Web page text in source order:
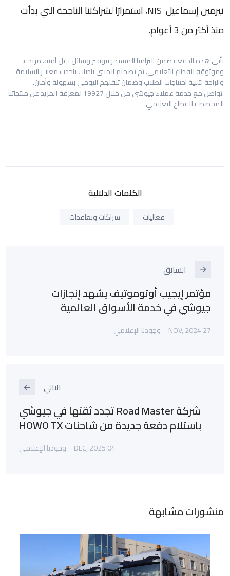
نيرمين إسماعيل NIS، استمرارًا لشراكتنا الناجحة التي بدأت
منذ أكثر من 3 أعوام.
تأتي هذه الدفعة ضمن التزامنا المستمر بتوفير وسائل نقل آمنة، مريحة،
وموثوقة للقطاع التعليمي. تم تصميم الميني باصات بأحدث معايير السلامة
والراحة لتلبية احتياجات الطلاب وضمان تنقلهم اليومي بسهولة وأمان.
.تواصل مع خدمة عملاء جيوشي من خلال 19927 لمعرفة المزيد عن منتجاتنا
المخصصة للقطاع التعليمي
الكلمات الدلالية
فعاليات شراكات وتعاقدات
السابق
مؤتمر إيجيب أوتوموتيف يشهد إنجازات
جيوشي في خدمة الأسواق العالمية
27 NOV, 2024 وجودنا الإعلامي
التالي
شركة Road Master تجدد ثقتها في جيوشي
باستلام دفعة جديدة من شاحنات HOWO TX
04 DEC, 2025 وجودنا الإعلامي
منشورات مشابهة